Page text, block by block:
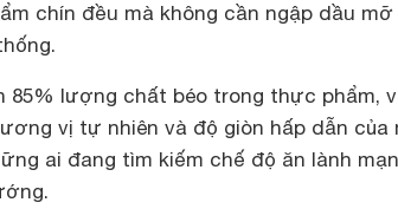
chín đều mà không cần ngập dầu
85% lượng chất béo trong thực phẩm,
vị tự nhiên và độ giòn hấp dẫn của
ai đang tìm kiếm chế độ ăn lành